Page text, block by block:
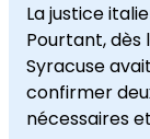
La justice
Pourtant, dès
Syracuse
confirmer
nécessaires